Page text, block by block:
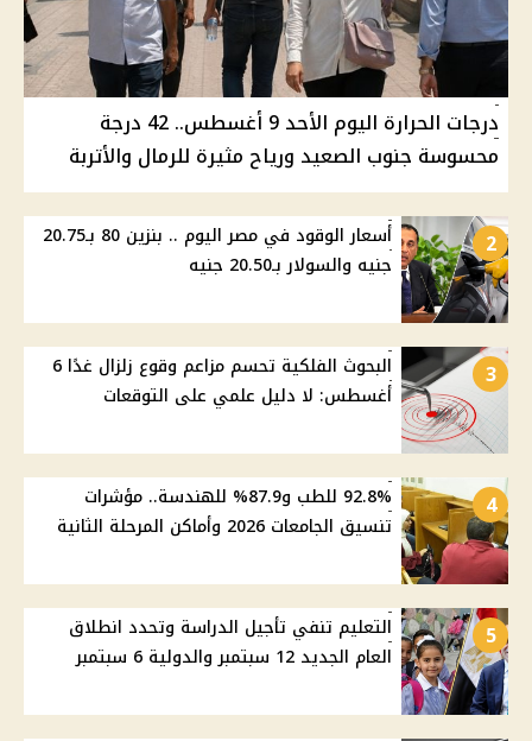
درجات الحرارة اليوم الأحد 9 أغسطس.. 42 درجة
محسوسة جنوب الصعيد ورياح مثيرة للرمال والأتربة
2
أسعار الوقود في مصر اليوم .. بنزين 80 بـ20.75
جنيه والسولار بـ20.50 جنيه
3
البحوث الفلكية تحسم مزاعم وقوع زلزال غدًا 6
أغسطس: لا دليل علمي على التوقعات
4
92.8% للطب و87.9% للهندسة.. مؤشرات
تنسيق الجامعات 2026 وأماكن المرحلة الثانية
5
التعليم تنفي تأجيل الدراسة وتحدد انطلاق
العام الجديد 12 سبتمبر والدولية 6 سبتمبر